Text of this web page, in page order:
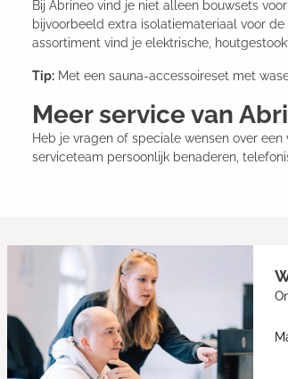
Bij Abrineo vind je niet alleen bouwsets
bijvoorbeeld extra isolatiemateriaal voor
assortiment vind je elektrische,
Tip: Met een sauna-accessoireset met
Meer service van
Heb je vragen of speciale wensen over
serviceteam persoonlijk benaderen,